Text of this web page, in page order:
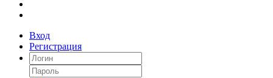
Вход
Регистрация